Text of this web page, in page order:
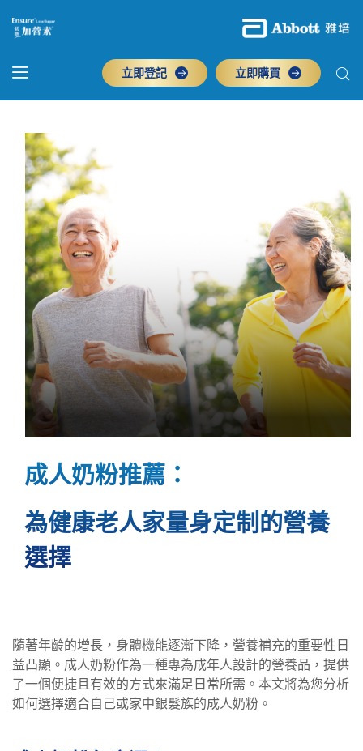
立即登記 立即購買
成人奶粉推薦：
為健康老人家量身定制的營養
選擇
隨著年齡的增長，身體機能逐漸下降，營養補充的重要性日
益凸顯。成人奶粉作為一種專為成年人設計的營養品，提供
了一個便捷且有效的方式來滿足日常所需。本文將為您分析
如何選擇適合自己或家中銀髮族的成人奶粉。